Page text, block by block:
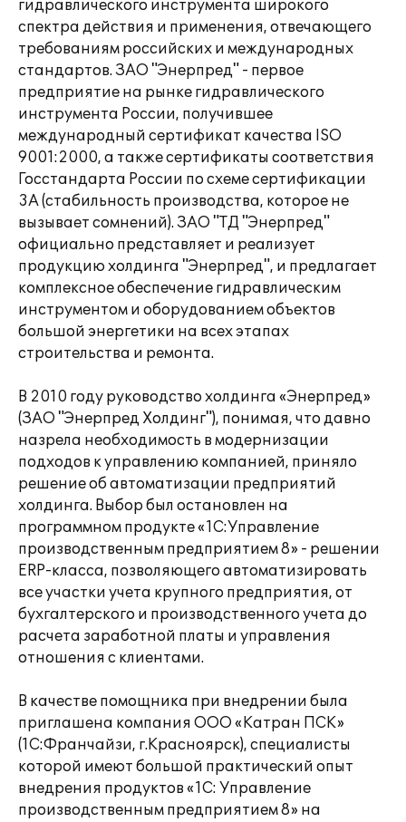
гидравлического инструмента широкого
спектра действия и применения, отвечающего
требованиям российских и международных
стандартов. ЗАО "Энерпред" - первое
предприятие на рынке гидравлического
инструмента России, получившее
международный сертификат качества ISO
9001:2000, а также сертификаты соответствия
Госстандарта России по схеме сертификации
3А (стабильность производства, которое не
вызывает сомнений). ЗАО "ТД "Энерпред"
официально представляет и реализует
продукцию холдинга "Энерпред", и предлагает
комплексное обеспечение гидравлическим
инструментом и оборудованием объектов
большой энергетики на всех этапах
строительства и ремонта.
В 2010 году руководство холдинга «Энерпред»
(ЗАО "Энерпред Холдинг"), понимая, что давно
назрела необходимость в модернизации
подходов к управлению компанией, приняло
решение об автоматизации предприятий
холдинга. Выбор был остановлен на
программном продукте «1С:Управление
производственным предприятием 8» - решении
ERP-класса, позволяющего автоматизировать
все участки учета крупного предприятия, от
бухгалтерского и производственного учета до
расчета заработной платы и управления
отношения с клиентами.
В качестве помощника при внедрении была
приглашена компания ООО «Катран ПСК»
(1C:Франчайзи, г.Красноярск), специалисты
которой имеют большой практический опыт
внедрения продуктов «1С: Управление
производственным предприятием 8» на